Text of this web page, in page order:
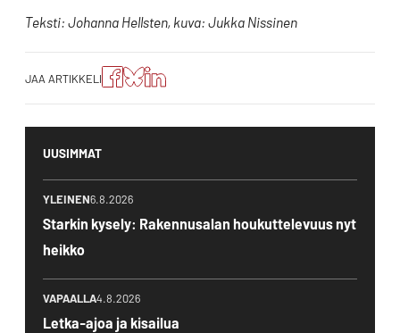
Teksti: Johanna Hellsten, kuva: Jukka Nissinen
JAA ARTIKKELI
Jaa
artikkeli
Facebookissa
Jaa
artikkeli
Blueskyssa
Jako:
Jaa
artikkeli
LinkedIn:ssä
UUSIMMAT
YLEINEN6.8.2026
Starkin kysely: Rakennusalan houkuttelevuus nyt
heikko
VAPAALLA4.8.2026
Letka-ajoa ja kisailua